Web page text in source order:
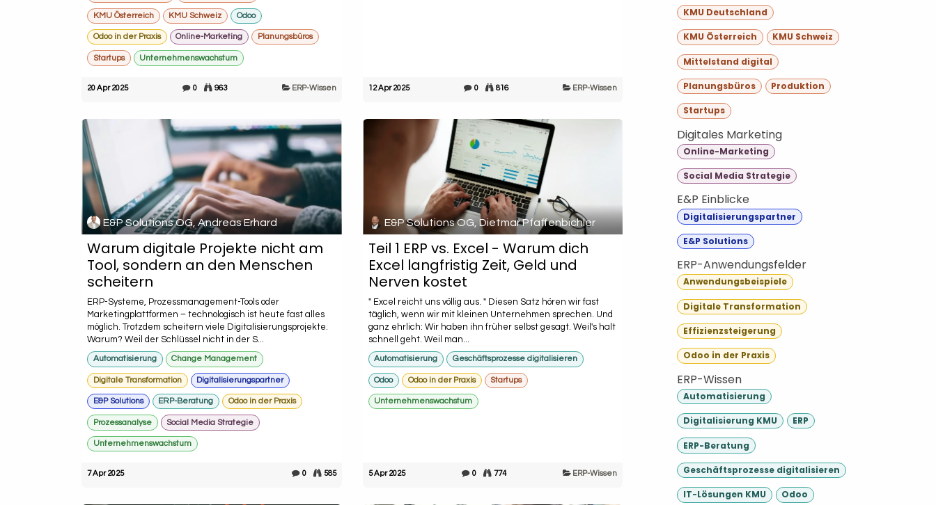
KMU Österreich KMU Schweiz Odoo
Odoo in der Praxis Online-Marketing Planungsbüros
Startups Unternehmenswachstum
20 Apr 2025 0 963 ERP-Wissen 12 Apr 2025 0 816 ERP-Wissen
E&P Solutions OG, Andreas Erhard
Warum digitale Projekte nicht am
Tool, sondern an den Menschen
scheitern
ERP-Systeme, Prozessmanagement-Tools oder
Marketingplattformen – technologisch ist heute fast alles
möglich. Trotzdem scheitern viele Digitalisierungsprojekte.
Warum? Weil der Schlüssel nicht in der S...
Automatisierung Change Management
Digitale Transformation Digitalisierungspartner
E&P Solutions ERP-Beratung Odoo in der Praxis
Prozessanalyse Social Media Strategie
Unternehmenswachstum
7 Apr 2025 0 585
E&P Solutions OG, Dietmar Pfaffenbichler
Teil 1 ERP vs. Excel - Warum dich
Excel langfristig Zeit, Geld und
Nerven kostet
" Excel reicht uns völlig aus. " Diesen Satz hören wir fast
täglich, wenn wir mit kleinen Unternehmen sprechen. Und
ganz ehrlich: Wir haben ihn früher selbst gesagt. Weil's halt
schnell geht. Weil man...
Automatisierung Geschäftsprozesse digitalisieren
Odoo Odoo in der Praxis Startups
Unternehmenswachstum
5 Apr 2025 0 774 ERP-Wissen
KMU Deutschland
KMU Österreich KMU Schweiz
Mittelstand digital
Planungsbüros Produktion
Startups
Digitales Marketing
Online-Marketing
Social Media Strategie
E&P Einblicke
Digitalisierungspartner
E&P Solutions
ERP-Anwendungsfelder
Anwendungsbeispiele
Digitale Transformation
Effizienzsteigerung
Odoo in der Praxis
ERP-Wissen
Automatisierung
Digitalisierung KMU ERP
ERP-Beratung
Geschäftsprozesse digitalisieren
IT-Lösungen KMU Odoo